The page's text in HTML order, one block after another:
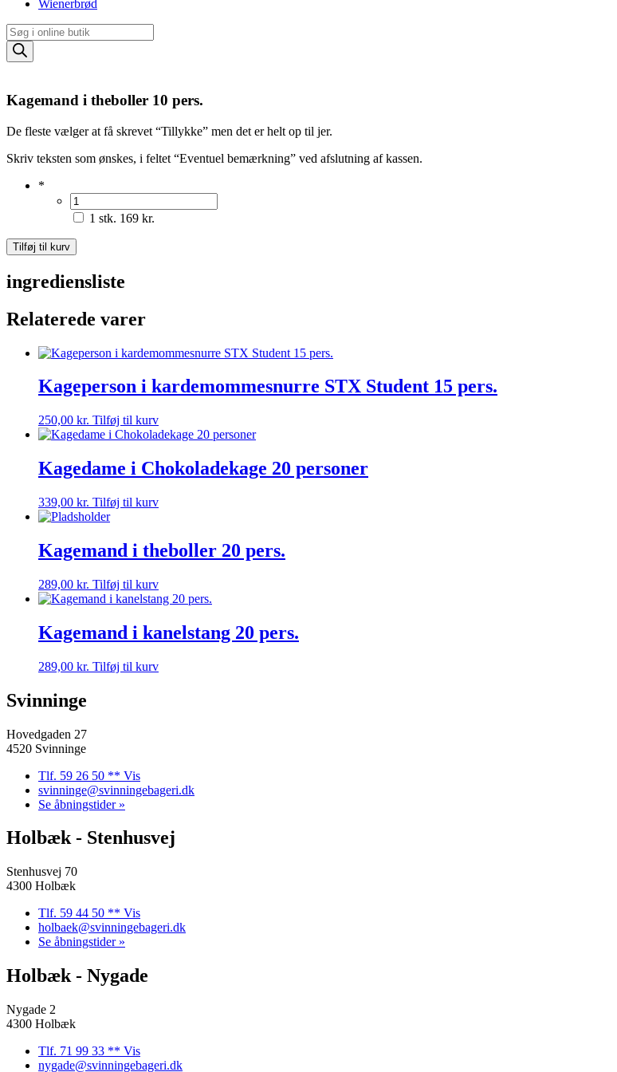
Wienerbrød
Products
search
Kagemand i theboller 10 pers.
De fleste vælger at få skrevet “Tillykke” men det er helt op til jer.
Skriv teksten som ønskes, i feltet “Eventuel bemærkning” ved afslutning af kassen.
*
1 stk. 169 kr.
Kagemand
i
theboller
10
antal
Tilføj til kurv
ingrediensliste
Relaterede varer
Kageperson i kardemommesnurre STX Student 15 pers.
250,00 kr. Tilføj til kurv
Kagedame i Chokoladekage 20 personer
339,00 kr. Tilføj til kurv
Kagemand i theboller 20 pers.
289,00 kr. Tilføj til kurv
Kagemand i kanelstang 20 pers.
289,00 kr. Tilføj til kurv
Svinninge
Hovedgaden 27
4520 Svinninge
Tlf. 59 26 50 ** Vis
svinninge@svinningebageri.dk
Se åbningstider »
Holbæk - Stenhusvej
Stenhusvej 70
4300 Holbæk
Tlf. 59 44 50 ** Vis
holbaek@svinningebageri.dk
Se åbningstider »
Holbæk - Nygade
Nygade 2
4300 Holbæk
Tlf. 71 99 33 ** Vis
nygade@svinningebageri.dk